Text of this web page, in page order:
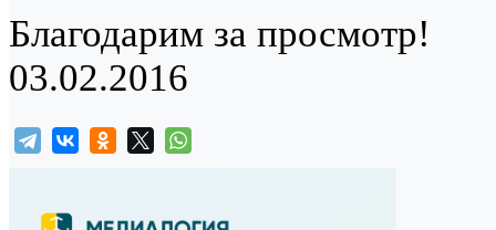
Благодарим за просмотр!
03.02.2016